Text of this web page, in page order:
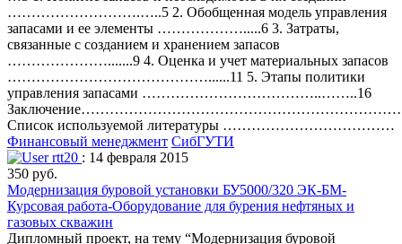
……………………….…..5 2. Обобщенная модель управления
запасами и ее элементы ……………….....6 3. Затраты,
связанные с созданием и хранением запасов
………………….......9 4. Оценка и учет материальных запасов
……………………………………......11 5. Этапы политики
управления запасами ………………………………..……..16
Список используемой литературы ………………………………
Финансовый менеджмент СибГУТИ
rtt20 : 14 февраля 2015
350 руб.
Модернизация буровой установки БУ5000/320 ЭК-БМ-
Курсовая работа-Оборудование для бурения нефтяных и
газовых скважин
Дипломный проект, на тему “Модернизация буровой